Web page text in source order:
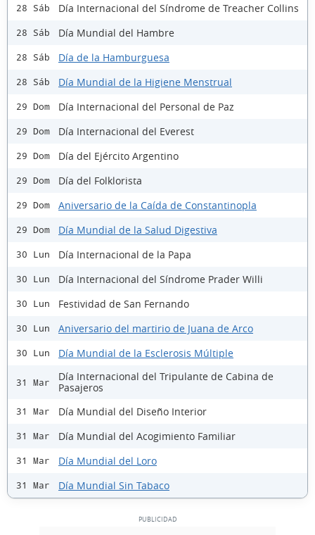
28 Sáb Día Internacional del Síndrome de Treacher Collins
28 Sáb Día Mundial del Hambre
28 Sáb Día de la Hamburguesa
28 Sáb Día Mundial de la Higiene Menstrual
29 Dom Día Internacional del Personal de Paz
29 Dom Día Internacional del Everest
29 Dom Día del Ejército Argentino
29 Dom Día del Folklorista
29 Dom Aniversario de la Caída de Constantinopla
29 Dom Día Mundial de la Salud Digestiva
30 Lun Día Internacional de la Papa
30 Lun Día Internacional del Síndrome Prader Willi
30 Lun Festividad de San Fernando
30 Lun Aniversario del martirio de Juana de Arco
30 Lun Día Mundial de la Esclerosis Múltiple
31 Mar
Día Internacional del Tripulante de Cabina de
Pasajeros
31 Mar Día Mundial del Diseño Interior
31 Mar Día Mundial del Acogimiento Familiar
31 Mar Día Mundial del Loro
31 Mar Día Mundial Sin Tabaco